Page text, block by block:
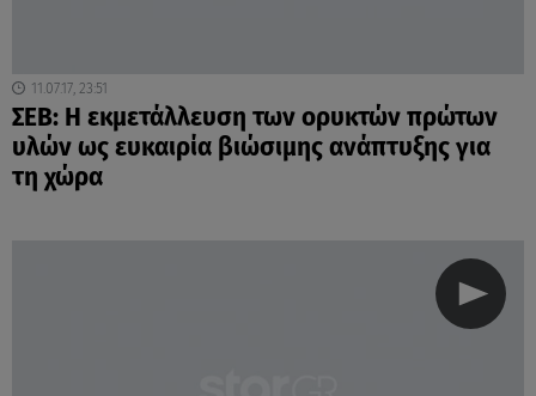
11.07.17, 23:51
ΣΕΒ: H εκμετάλλευση των ορυκτών πρώτων
υλών ως ευκαιρία βιώσιμης ανάπτυξης για
τη χώρα